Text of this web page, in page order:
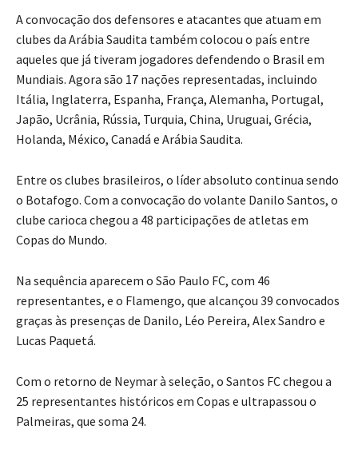
A convocação dos defensores e atacantes que atuam em
clubes da Arábia Saudita também colocou o país entre
aqueles que já tiveram jogadores defendendo o Brasil em
Mundiais. Agora são 17 nações representadas, incluindo
Itália, Inglaterra, Espanha, França, Alemanha, Portugal,
Japão, Ucrânia, Rússia, Turquia, China, Uruguai, Grécia,
Holanda, México, Canadá e Arábia Saudita.
Entre os clubes brasileiros, o líder absoluto continua sendo
o Botafogo. Com a convocação do volante Danilo Santos, o
clube carioca chegou a 48 participações de atletas em
Copas do Mundo.
Na sequência aparecem o São Paulo FC, com 46
representantes, e o Flamengo, que alcançou 39 convocados
graças às presenças de Danilo, Léo Pereira, Alex Sandro e
Lucas Paquetá.
Com o retorno de Neymar à seleção, o Santos FC chegou a
25 representantes históricos em Copas e ultrapassou o
Palmeiras, que soma 24.